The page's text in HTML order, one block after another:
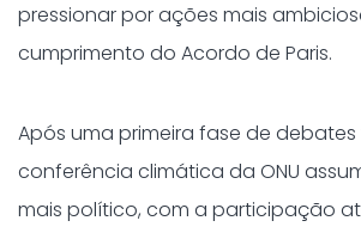
pressionar por ações mais
cumprimento do Acordo de Paris.
Após uma primeira fase de
conferência climática da ONU
mais político, com a participação